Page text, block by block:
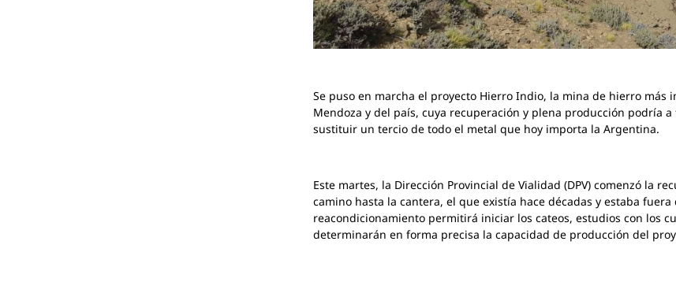
Se puso en marcha el proyecto Hierro Indio, la mina de hierro más
Mendoza y del país, cuya recuperación y plena producción podría
sustituir un tercio de todo el metal que hoy importa la Argentina.
Este martes, la Dirección Provincial de Vialidad (DPV) comenzó la
camino hasta la cantera, el que existía hace décadas y estaba fuera
reacondicionamiento permitirá iniciar los cateos, estudios con los
determinarán en forma precisa la capacidad de producción del